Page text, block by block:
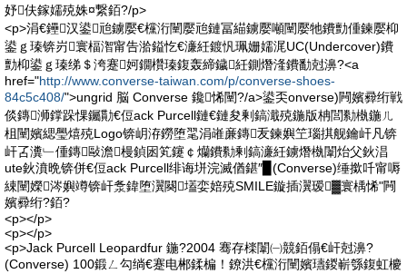
妤伕鎵嬬殑姝¤繋銆?/p>
<p>涓€鑸汉鍙兘鐪嬮€欓洐闉嬮兘鏈冨緢鐪嬮噸闉嬮牠鐨勯偅鍊嬮枊
鍙ｇ瑧锛岃寰楅潪甯告湁鎰忔€濓紝鍍忛珮姗嬬浘UC(Undercover)鐨
勯枊鍙ｇ瑧绨＄洿蹇妸鐗欑瑧鍑轰締鐬紝鍘熸湰鐨勫尅濞?<a
href="http://www.converse-taiwan.com/p/converse-shoes-
84c5c408/">ungrid 脳 Converse 鑱悕闉?/a>鍙奀onverse)闁嬪彛绗戦
倓鏄浉鐣跺惈钃勩€侸ack Purcell鏈€鏈夋剰鎬濈殑鍦版柟閭勬槸鍦ㄦ
柤闉嬪緦璺熺殑Logo锛岄洊鐒堕毣涓嶉亷鏄叐鍊嬩笁瑙掑舰鑰屽凡锛
屽叾瀵﹂偅鏄敺澹槾鍞囦笂鑳￠爤鐨勬剰鎬濓紝鐪熸槸闈炲父鈥淐
ute鈥濆晩锛併€侸ack Purcell绯诲垪浣滅偤鍖″▉(Converse)缍撳吀甯嗕
綀闉嬫涔嬩竴锛屽洜鍏堕瀷闋壒娈婄殑SMILE鏇插瀷瑷▓寰楀悕"闁
嬪彛绗?銆?
<p></p>
<p></p>
<p>Jack Purcell Leopardfur 鍦?2004 骞存檪闈㈠競銆傝€屽尅濞?
(Converse) 100鍛ㄥ勾绱€蹇电郴鍒楄！鐐洪€欓洐闉嬪瓙鍐嶄綔鍑虹櫦